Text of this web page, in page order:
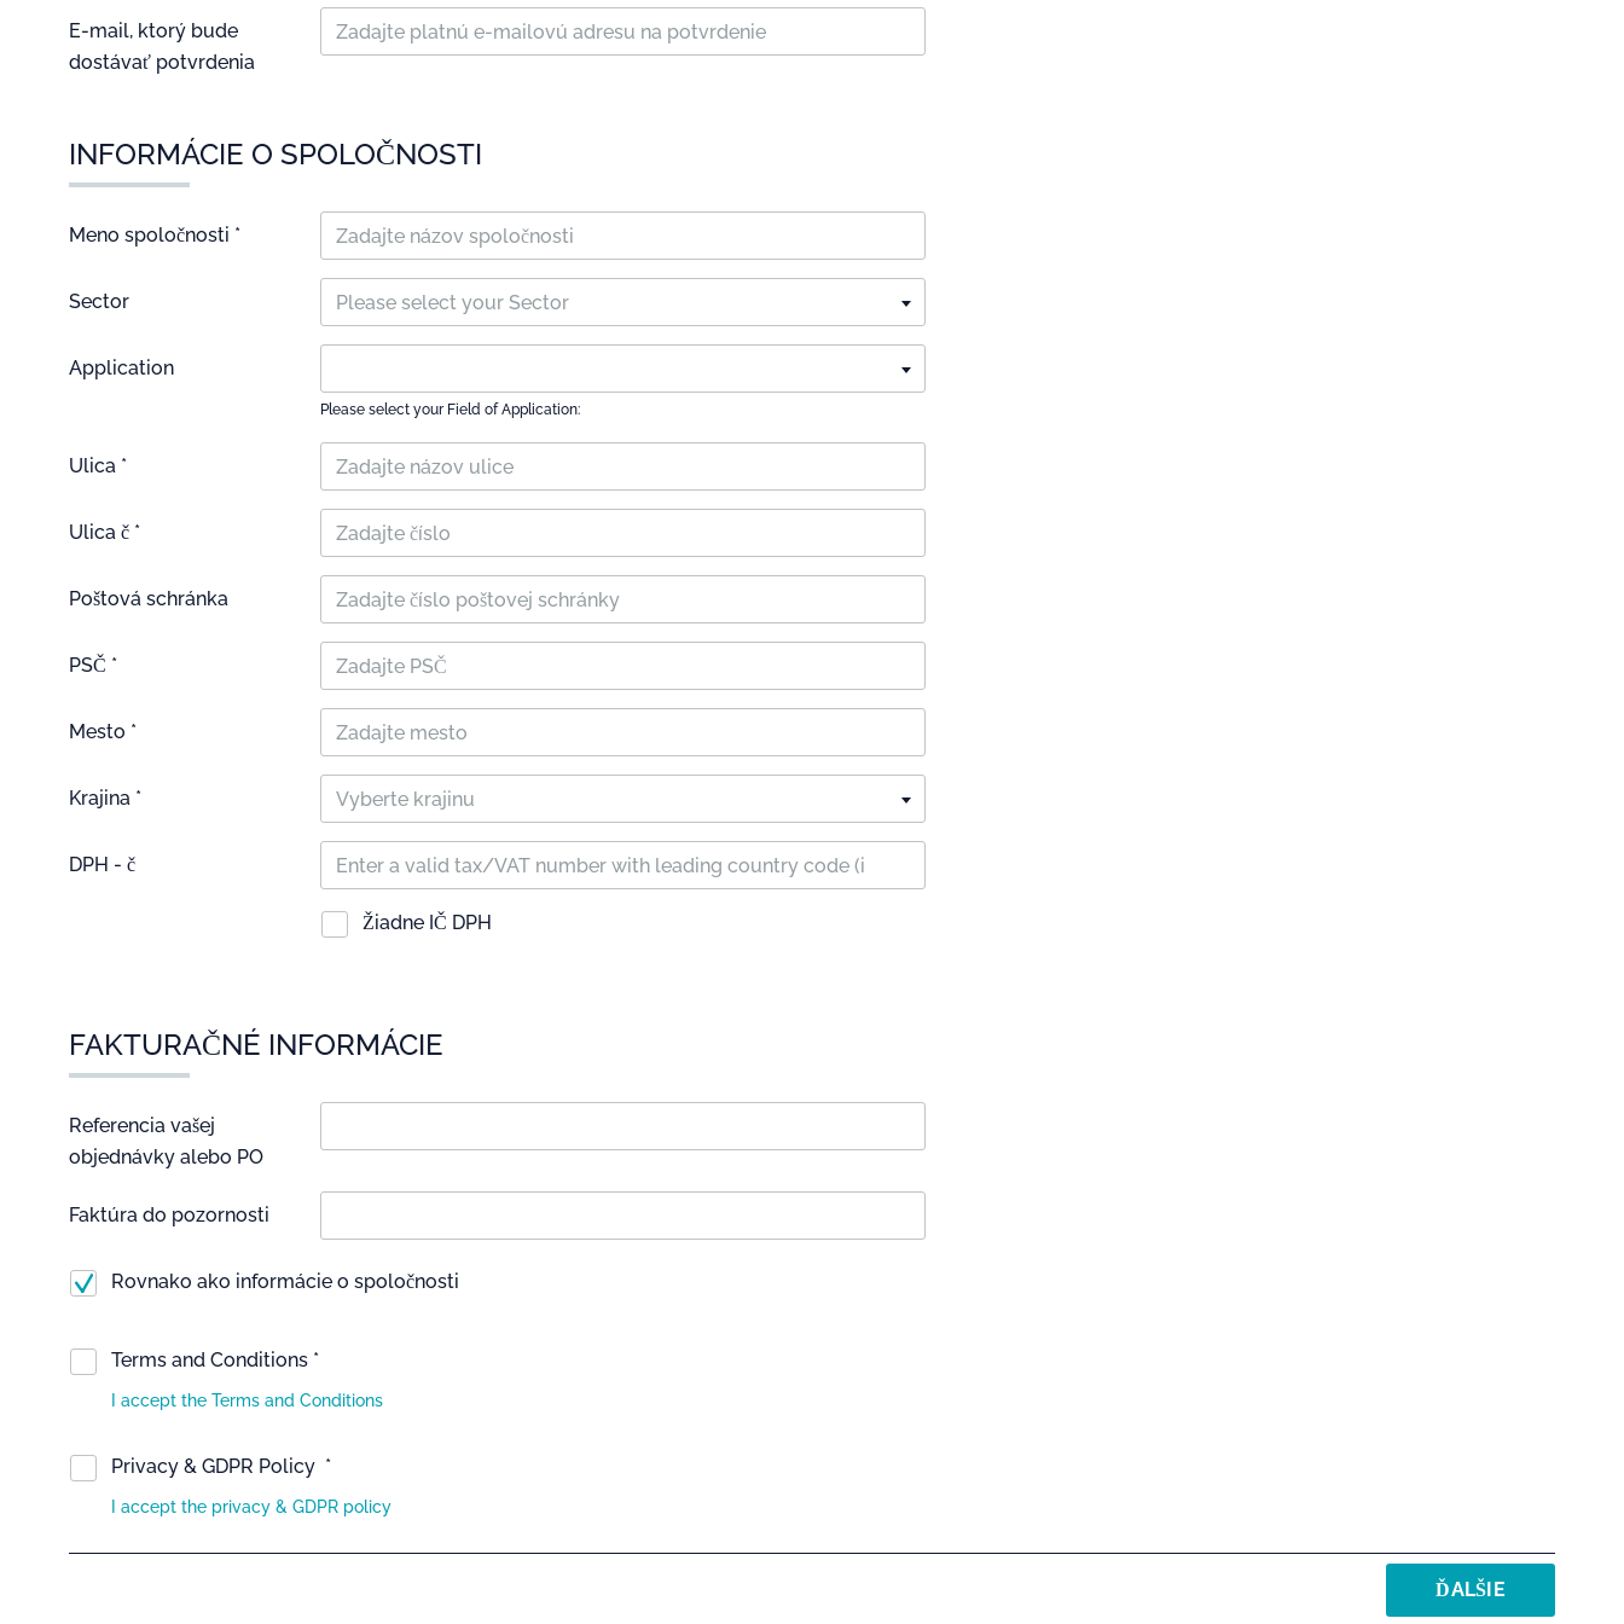
E-mail, ktorý bude
dostávať potvrdenia
INFORMÁCIE O SPOLOČNOSTI
Meno spoločnosti *
Sector Please select your Sector
Application
Please select your Field of Application:
Ulica *
Ulica č *
Poštová schránka
PSČ *
Mesto *
Krajina * Vyberte krajinu
DPH - č
Žiadne IČ DPH
FAKTURAČNÉ INFORMÁCIE
Referencia vašej
objednávky alebo PO
Faktúra do pozornosti
Rovnako ako informácie o spoločnosti
Terms and Conditions *
I accept the Terms and Conditions
Privacy & GDPR Policy *
I accept the privacy & GDPR policy
ĎALŠIE